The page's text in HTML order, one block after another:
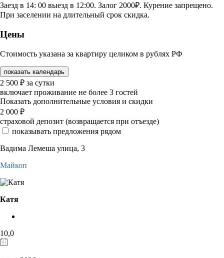
Заезд в 14: 00 выезд в 12:00. Залог 2000₽. Курение запрещено.
При заселении на длительный срок скидка.
Цены
Стоимость указана за квартиру целиком в рублях РФ
показать календарь
2 500 ₽ за сутки
включает проживание не более 3 гостей
Показать дополнительные условия и скидки
2 000 ₽
страховой депозит (возвращается при отъезде)
показывать предложения рядом
Вадима Лемеша улица, 3
Майкоп
Катя
10,0